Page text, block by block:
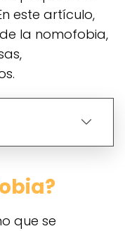
este artículo,
la nomofobia,
que se